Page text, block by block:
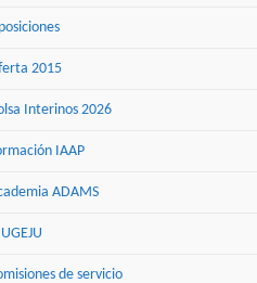
2015
Interinos 2026
IAAP
ADAMS
de servicio